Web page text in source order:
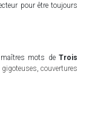
pour être toujours
mots de Trois
gigoteuses couvertures